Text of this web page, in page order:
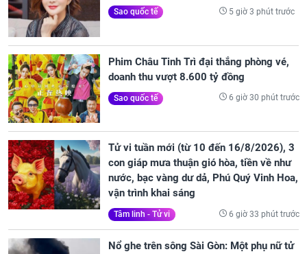
Sao quốc tế 5 giờ 3 phút trước
Phim Châu Tinh Trì đại thắng phòng vé,
doanh thu vượt 8.600 tỷ đồng
Sao quốc tế 6 giờ 30 phút trước
Tử vi tuần mới (từ 10 đến 16/8/2026), 3
con giáp mưa thuận gió hòa, tiền về như
nước, bạc vàng dư dả, Phú Quý Vinh Hoa,
vận trình khai sáng
Tâm linh - Tử vi 6 giờ 33 phút trước
Nổ ghe trên sông Sài Gòn: Một phụ nữ tử